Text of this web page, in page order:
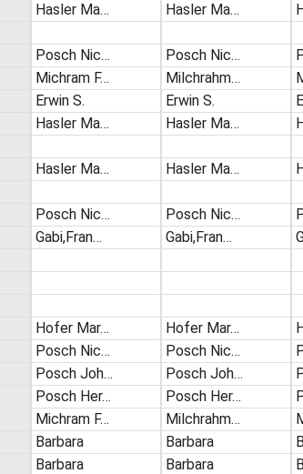
Hasler Ma…
Posch Nic…
Michram F…
Erwin S.
Hasler Ma…
Hasler Ma…
Posch Nic…
Gabi,Fran…
Hofer Mar…
Posch Nic…
Posch Joh…
Posch Her…
Michram F…
Barbara
Barbara
Hasler Ma…
Posch Nic…
Milchrahm…
Erwin S.
Hasler Ma…
Hasler Ma…
Posch Nic…
Gabi,Fran…
Hofer Mar…
Posch Nic…
Posch Joh…
Posch Her…
Milchrahm…
Barbara
Barbara